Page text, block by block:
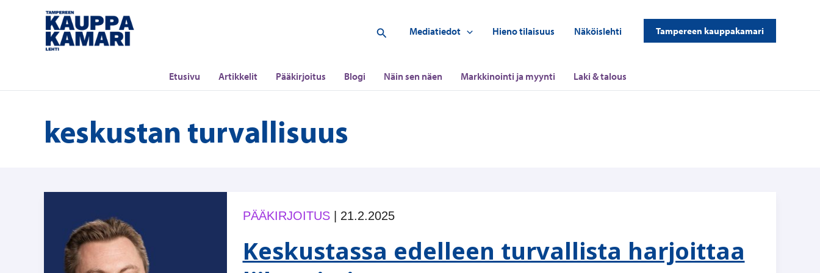
Hae Mediatiedot Hieno tilaisuus Näköislehti Tampereen kauppakamari
Etusivu Artikkelit Pääkirjoitus Blogi Näin sen näen Markkinointi ja myynti Laki & talous
keskustan turvallisuus
PÄÄKIRJOITUS| 21.2.2025
Keskustassa edelleen turvallista harjoittaa